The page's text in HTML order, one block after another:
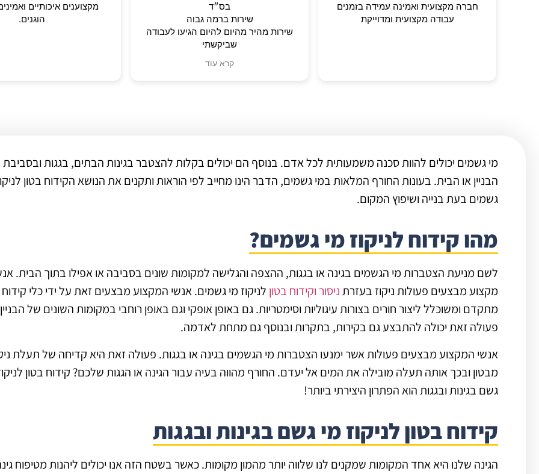
הוגנים.
בס״ד
שירות ברמה גבוה
שירות מהיר מהיום להיום הגיעו לעבודה
שביקשתי
צוות שיודעים תעבודה בצורה הגבוה
קרא עוד
חברה מקצועית ואמינה עמידה בזמנים
עבודה מקצועית ומדוייקת
מי גשמים יכולים להוות סכנה משמעותית לכל אדם. בנוסף הם יכולים בקלות להצטבר בגינות הבתים, בגגות ובסביבת
הבניין או הבית. בעונות החורף המלאות במי גשמים, הדבר הינו מחייב לפי הוראות ותקנים את הנושא הקידוח בטון
גשמים בעת בנייה ושיפוץ המקום.
מהו קידוח לניקוז מי גשמים?
לשם מניעת הצטברות מי הגשמים בגינה או בגגות, ההצפה והגלישה למקומות שונים בסביבה או אפילו בתוך הבית.
מקצוע מבצעים פעולות ניקוז בעזרתניסור וקידוח בטון לניקוז מי גשמים. אנשי המקצוע מבצעים זאת על ידי כלי קידוח
מתקדם ומשוכלל ליצור חורים בצורות עיגוליות וסימטריות. גם באופן אופקי וגם באופן רוחבי במקומות השונים של
פעולה זאת יכולה להתבצע גם בקירות, בתקרות ובנוסף גם מתחת לאדמה.
אנשי המקצוע מבצעים פעולות אשר ימנעו הצטברות מי הגשמים בגינה או בגגות. פעולה זאת היא קדיחה של תעלת
מבטון ובכך אותה תעלה מובילה את המים אל יעדם. החורף מהווה בעיה עבור הגינה או הגגות שלכם? קידוח בטון
גשם בגינות ובגגות הוא הפתרון היצירתי ביותר!
קידוח בטון לניקוז מי גשם בגינות ובגגות
הגינה שלנו היא אחד המקומות שמקנים לנו שלווה יותר מהמון מקומות. כאשר בשטח הזה אנו יכולים ליהנות מטיפוח